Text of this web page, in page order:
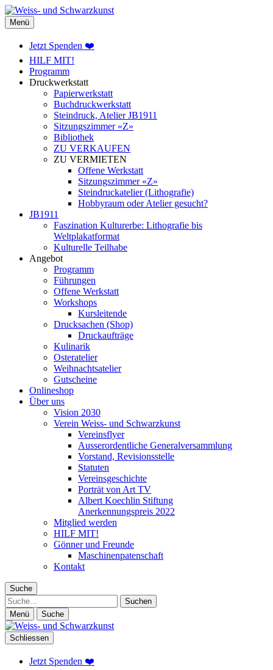
Weiss- und Schwarzkunst
Menü
Jetzt Spenden ❤️
HILF MIT!
Programm
Druckwerkstatt
Papierwerkstatt
Buchdruckwerkstatt
Steindruck, Atelier JB1911
Sitzungszimmer «Z»
Bibliothek
ZU VERKAUFEN
ZU VERMIETEN
Offene Werkstatt
Sitzungszimmer «Z»
Steindruckatelier (Lithografie)
Hobbyraum oder Atelier gesucht?
JB1911
Faszination Kulturerbe: Lithografie bis
Weltplakatformat
Kulturelle Teilhabe
Angebot
Programm
Führungen
Offene Werkstatt
Workshops
Kursleitende
Drucksachen (Shop)
Druckaufträge
Kulinarik
Osteratelier
Weihnachtsatelier
Gutscheine
Onlineshop
Über uns
Vision 2030
Verein Weiss- und Schwarzkunst
Vereinsflyer
Ausserordentliche Generalversammlung
Vorstand, Revisionsstelle
Statuten
Vereinsgeschichte
Porträt von Art TV
Albert Koechlin Stiftung
Anerkennungspreis 2022
Mitglied werden
HILF MIT!
Gönner und Freunde
Maschinenpatenschaft
Kontakt
Suche
Suche
Menü Suche
Schliessen
Jetzt Spenden ❤️